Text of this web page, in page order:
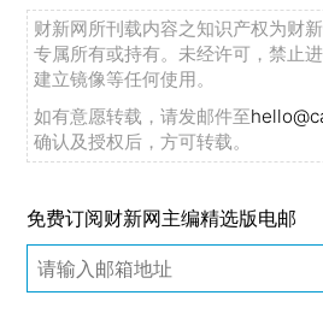
财新网所刊载内容之知识产权为财
专属所有或持有。未经许可，禁止
建立镜像等任何使用。
如有意愿转载，请发邮件至
确认及授权后，方可转载。
免费订阅财新网主编精选版电邮